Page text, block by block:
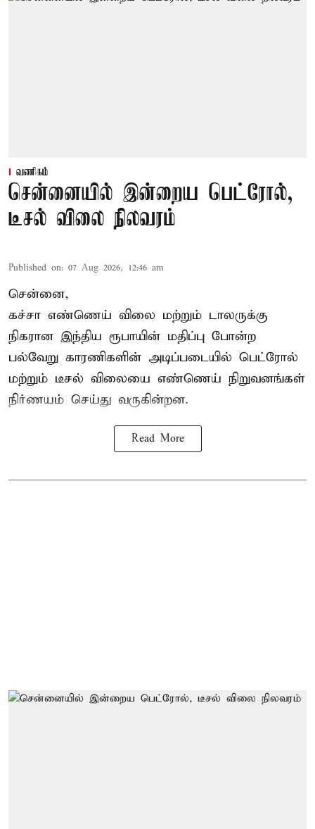
வணிகம்
சென்னையில் இன்றைய பெட்ரோல்,
டீசல் விலை நிலவரம்
Published on: 07 Aug 2026, 12:46 am
சென்னை,
கச்சா எண்ணெய் விலை மற்றும் டாலருக்கு
நிகரான இந்திய ரூபாயின் மதிப்பு போன்ற
பல்வேறு காரணிகளின் அடிப்படையில் பெட்ரோல்
மற்றும் டீசல் விலையை எண்ணெய் நிறுவனங்கள்
நிர்ணயம் செய்து வருகின்றன.
Read More